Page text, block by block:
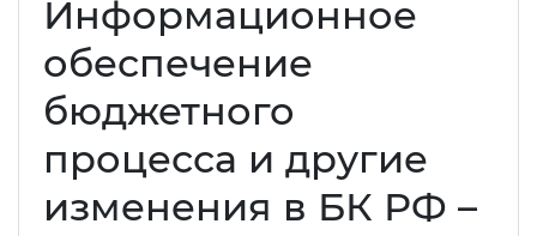
Информационное
обеспечение
бюджетного
процесса и другие
изменения в БК РФ –